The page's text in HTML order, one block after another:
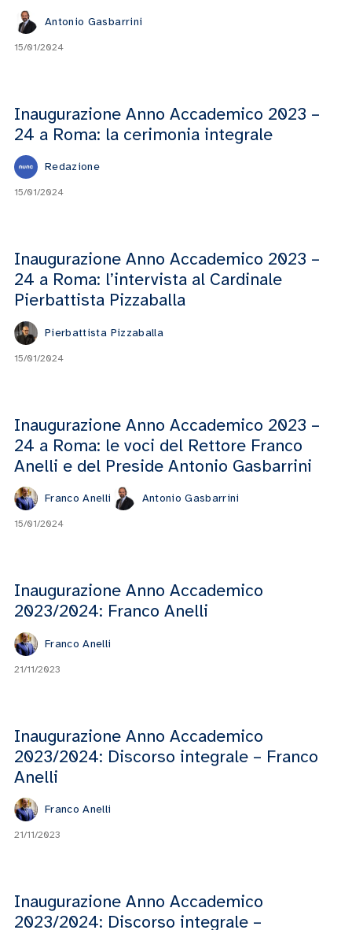
Antonio Gasbarrini
15/01/2024
Inaugurazione Anno Accademico 2023 –
24 a Roma: la cerimonia integrale
Redazione
15/01/2024
Inaugurazione Anno Accademico 2023 –
24 a Roma: l’intervista al Cardinale
Pierbattista Pizzaballa
Pierbattista Pizzaballa
15/01/2024
Inaugurazione Anno Accademico 2023 –
24 a Roma: le voci del Rettore Franco
Anelli e del Preside Antonio Gasbarrini
Franco Anelli Antonio Gasbarrini
15/01/2024
Inaugurazione Anno Accademico
2023/2024: Franco Anelli
Franco Anelli
21/11/2023
Inaugurazione Anno Accademico
2023/2024: Discorso integrale – Franco
Anelli
Franco Anelli
21/11/2023
Inaugurazione Anno Accademico
2023/2024: Discorso integrale –